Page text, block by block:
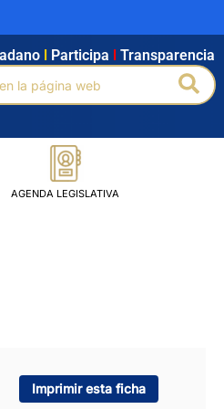
Intranet Búsqueda avanzada
Participa Transparencia
AGENDA LEGISLATIVA
Imprimir esta ficha